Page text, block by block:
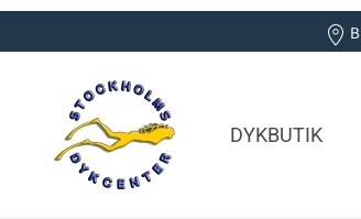
DYKBUTIK